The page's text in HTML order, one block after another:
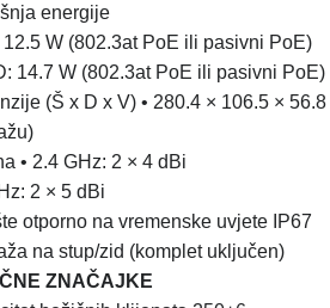
energije
12.5 W (802.3at PoE ili pasivni PoE)
14.7 W (802.3at PoE ili pasivni PoE)
(Š x D x V) • 280.4 × 106.5 ×
• 2.4 GHz: 2 × 4 dBi
2 × 5 dBi
otporno na vremenske uvjete IP67
na stup/zid (komplet uključen)
ZNAČAJKE